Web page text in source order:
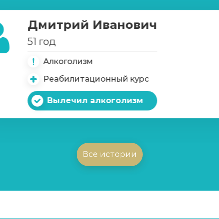
Дмитрий Иванович
51 год
Алкоголизм
Реабилитационный курс
Вылечил алкоголизм
Все истории